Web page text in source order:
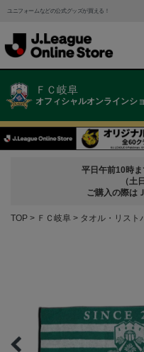
ユニフォームなどの公式グッズが買える！
ＦＣ岐阜
オフィシャルオンラインシ
平日午前10時ま
（土
ご購入の際は
TOP ＦＣ岐阜 タオル・リスト